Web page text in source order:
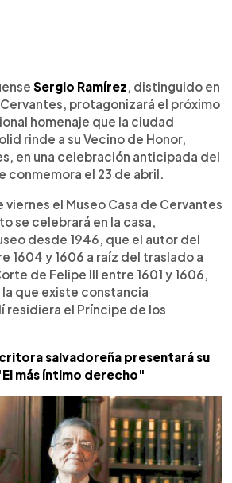
artículoSergio Ramírez, distinguido en
protagonizará el próximo
homenaje que la ciudad
rinde a su Vecino de Honor,
en una celebración anticipada del
conmemora el 23 de abril.
el Museo Casa de Cervantes
se celebrará en la casa,
desde 1946, que el autor del
1604 y 1606 a raíz del traslado a
de Felipe III entre 1601 y 1606,
la que existe constancia
residiera el Príncipe de los
salvadoreña presentará su
más íntimo derecho"